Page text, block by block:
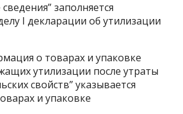
заполняется
I декларации об утилизации
о товарах и упаковке
утилизации после утраты
свойств” указывается
и упаковке